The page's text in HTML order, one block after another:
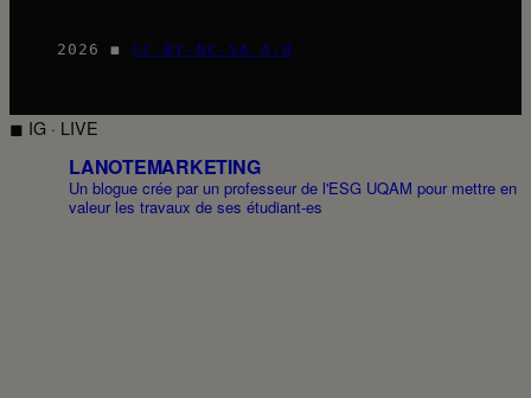
2026 ◼ CC BY-NC-SA 4.0
◼ IG · LIVE
LANOTEMARKETING
Un blogue crée par un professeur de l'ESG UQAM pour mettre en
valeur les travaux de ses étudiant-es